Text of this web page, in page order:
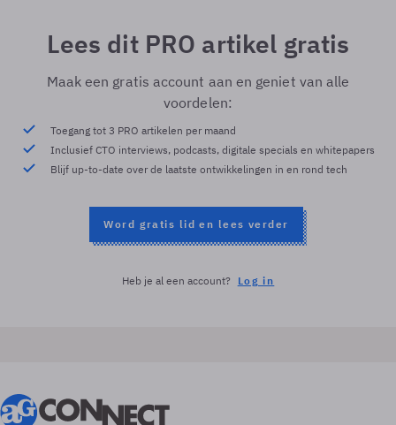
Lees dit PRO artikel gratis
Maak een gratis account aan en geniet van alle
voordelen:
Toegang tot 3 PRO artikelen per maand
Inclusief CTO interviews, podcasts, digitale specials en whitepapers
Blijf up-to-date over de laatste ontwikkelingen in en rond tech
Word gratis lid en lees verder
Heb je al een account? Log in